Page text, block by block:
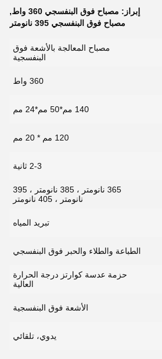
إبراز: مصباح فوق البنفسجي 360 واط
,
مصباح فوق البنفسجي 395 نانومتر
مصباح المعالجة بالأشعة فوق
البنفسجية
360 واط
140 مم*50 مم*24 مم
120 مم * 20 مم
2-3 ثانية
365 نانومتر ، 385 نانومتر ، 395
نانومتر ، 405 نانومتر
تبريد المياه
الطباعة والطلاء والحبر فوق البنفسجي
حزمة عدسة كوارتز درجة الحرارة
العالية
الأشعة فوق البنفسجية
يدوي، تلقائي